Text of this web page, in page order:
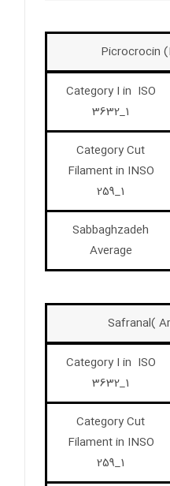
Picrocrocin
Category I in ISO
3632_1
Category Cut
Filament in INSO
259_1
Sabbaghzadeh
Average
Safranal(
Category I in ISO
3632_1
Category Cut
Filament in INSO
259_1